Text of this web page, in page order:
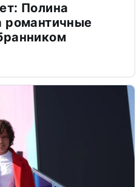
Полина
романтичные